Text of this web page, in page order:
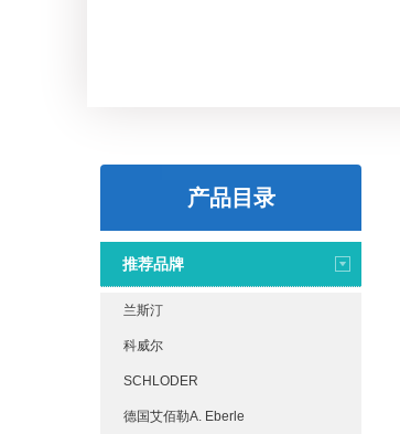
产品目录
推荐品牌
兰斯汀
科威尔
SCHLODER
德国艾佰勒A. Eberle